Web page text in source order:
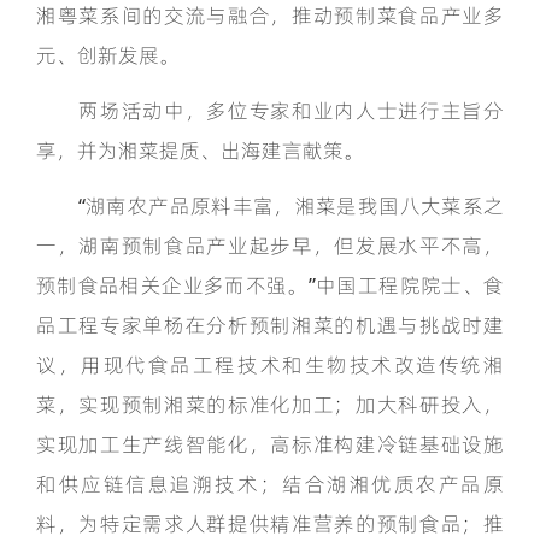
湘粤菜系间的交流与融合，推动预制菜食品产业多
元、创新发展。
两场活动中，多位专家和业内人士进行主旨分
享，并为湘菜提质、出海建言献策。
“湖南农产品原料丰富，湘菜是我国八大菜系之
一，湖南预制食品产业起步早，但发展水平不高，
预制食品相关企业多而不强。”中国工程院院士、食
品工程专家单杨在分析预制湘菜的机遇与挑战时建
议，用现代食品工程技术和生物技术改造传统湘
菜，实现预制湘菜的标准化加工；加大科研投入，
实现加工生产线智能化，高标准构建冷链基础设施
和供应链信息追溯技术；结合湖湘优质农产品原
料，为特定需求人群提供精准营养的预制食品；推